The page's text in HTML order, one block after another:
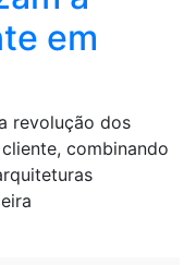
em
revolução dos
combinando